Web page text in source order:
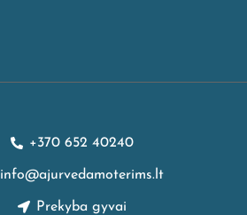
+370 652 40240
info@ajurvedamoterims.lt
Prekyba gyvai